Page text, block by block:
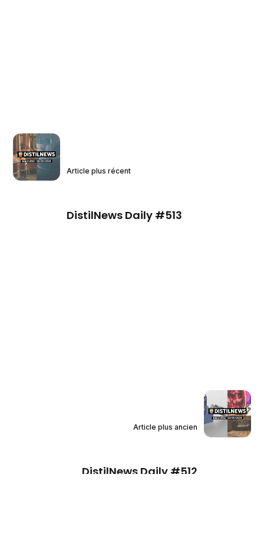
Article plus récent
DistilNews Daily #513
Article plus ancien
DistilNews Daily #512